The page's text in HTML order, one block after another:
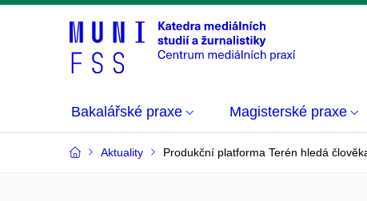
Bakalářské praxe Magisterské praxe
Aktuality Produkční platforma Terén hledá